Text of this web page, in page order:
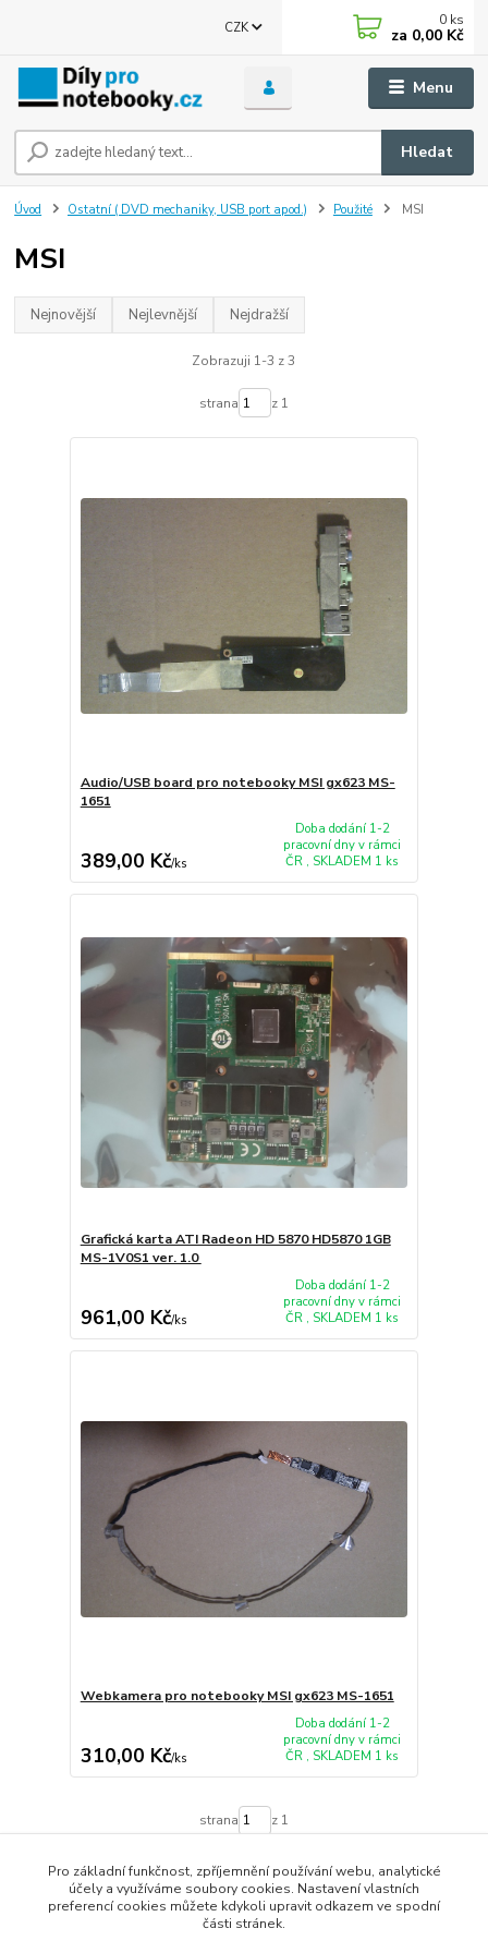
Menu
CZK
Hledat
0 ks
za 0,00 Kč
Úvod Ostatní ( DVD mechaniky, USB port apod.) Použité MSI
MSI
Nejnovější Nejlevnější Nejdražší
Zobrazuji 1-3 z 3
strana z 1
Audio/USB board pro notebooky MSI gx623 MS-
1651
389,00 Kč/ks
Doba dodání 1-2
pracovní dny v rámci
ČR , SKLADEM 1 ks
Grafická karta ATI Radeon HD 5870 HD5870 1GB
MS-1V0S1 ver. 1.0
961,00 Kč/ks
Doba dodání 1-2
pracovní dny v rámci
ČR , SKLADEM 1 ks
Webkamera pro notebooky MSI gx623 MS-1651
310,00 Kč/ks
Doba dodání 1-2
pracovní dny v rámci
ČR , SKLADEM 1 ks
strana z 1
Pro základní funkčnost, zpříjemnění používání webu, analytické
účely a využíváme soubory cookies. Nastavení vlastních
preferencí cookies můžete kdykoli upravit odkazem ve spodní
části stránek.